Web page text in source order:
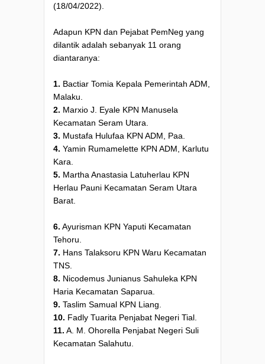
(18/04/2022).
Adapun KPN dan Pejabat PemNeg yang
dilantik adalah sebanyak 11 orang
diantaranya:
1. Bactiar Tomia Kepala Pemerintah ADM,
Malaku.
2. Marxio J. Eyale KPN Manusela
Kecamatan Seram Utara.
3. Mustafa Hulufaa KPN ADM, Paa.
4. Yamin Rumamelette KPN ADM, Karlutu
Kara.
5. Martha Anastasia Latuherlau KPN
Herlau Pauni Kecamatan Seram Utara
Barat.
6. Ayurisman KPN Yaputi Kecamatan
Tehoru.
7. Hans Talaksoru KPN Waru Kecamatan
TNS.
8. Nicodemus Junianus Sahuleka KPN
Haria Kecamatan Saparua.
9. Taslim Samual KPN Liang.
10. Fadly Tuarita Penjabat Negeri Tial.
11. A. M. Ohorella Penjabat Negeri Suli
Kecamatan Salahutu.